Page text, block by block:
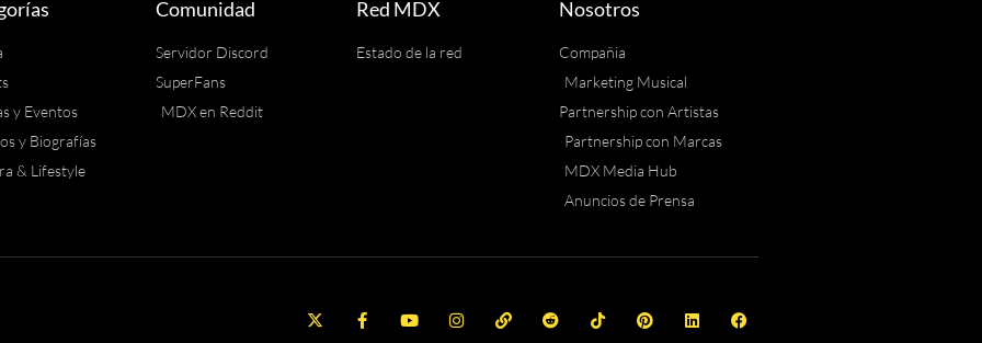
y Eventos
y Biografías
& Lifestyle
Comunidad
Servidor Discord
SuperFans
MDX en Reddit
Red MDX
Estado de la red
Nosotros
Compañia
Marketing Musical
Partnership con Artistas
Partnership con Marcas
MDX Media Hub
Anuncios de Prensa